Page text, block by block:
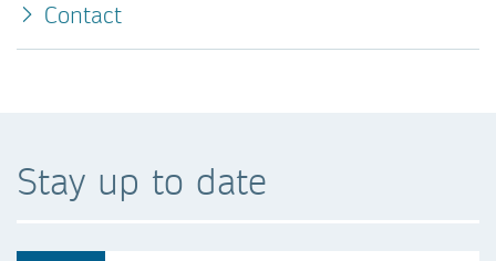
Contact
Stay up to date